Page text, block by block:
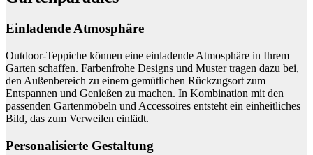
Einladende Atmosphäre
Outdoor-Teppiche können eine einladende Atmosphäre in Ihrem
Garten schaffen. Farbenfrohe Designs und Muster tragen dazu bei,
den Außenbereich zu einem gemütlichen Rückzugsort zum
Entspannen und Genießen zu machen. In Kombination mit den
passenden Gartenmöbeln und Accessoires entsteht ein einheitliches
Bild, das zum Verweilen einlädt.
Personalisierte Gestaltung